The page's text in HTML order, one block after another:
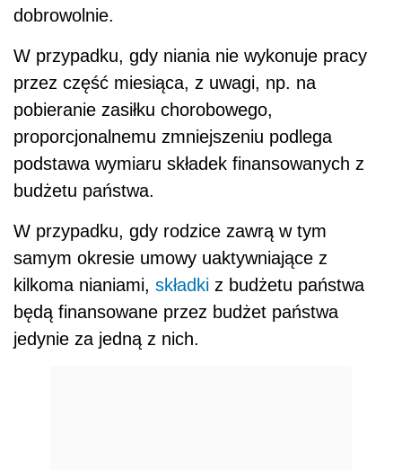
dobrowolnie.
W przypadku, gdy niania nie wykonuje pracy
przez część miesiąca, z uwagi, np. na
pobieranie zasiłku chorobowego,
proporcjonalnemu zmniejszeniu podlega
podstawa wymiaru składek finansowanych z
budżetu państwa.
W przypadku, gdy rodzice zawrą w tym
samym okresie umowy uaktywniające z
kilkoma nianiami, składki z budżetu państwa
będą finansowane przez budżet państwa
jedynie za jedną z nich.